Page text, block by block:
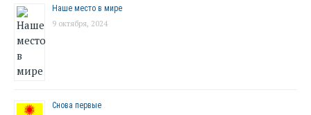
Наше место в мире
9 октября, 2024
Снова первые